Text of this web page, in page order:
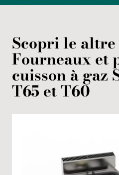
Scopri le altre
Fourneaux et
cuisson à gaz
T65 et T60